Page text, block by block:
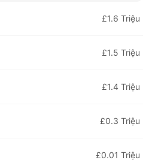
£1.6 Triệu
£1.5 Triệu
£1.4 Triệu
£0.3 Triệu
£0.01 Triệu